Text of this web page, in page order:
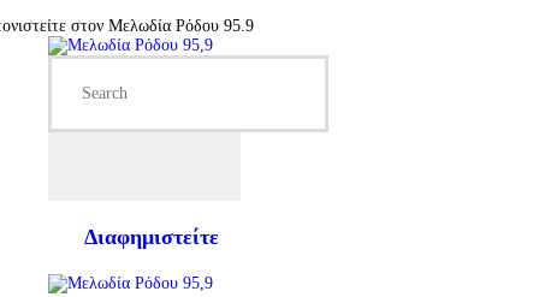
στον Μελωδία Ρόδου 95.9
Διαφημιστείτε